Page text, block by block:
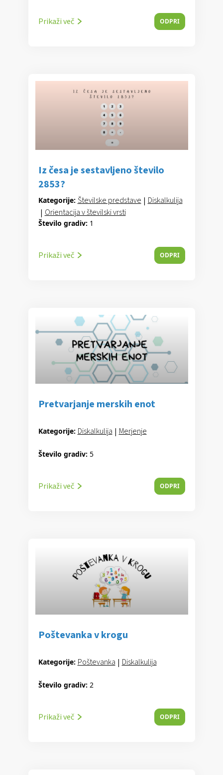
Prikaži več ODPRI
Iz česa je sestavljeno število
2853?
Kategorije: Številske predstave | Diskalkulija
| Orientacija v številski vrsti
Število gradiv: 1
Prikaži več ODPRI
Pretvarjanje merskih enot
Kategorije: Diskalkulija | Merjenje
Število gradiv: 5
Prikaži več ODPRI
Poštevanka v krogu
Kategorije: Poštevanka | Diskalkulija
Število gradiv: 2
Prikaži več ODPRI